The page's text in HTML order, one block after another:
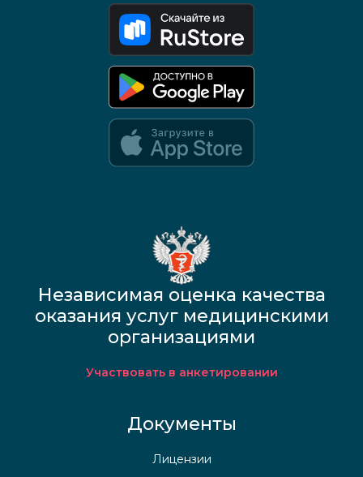
Независимая оценка качества
оказания услуг медицинскими
организациями
Участвовать в анкетировании
Документы
Лицензии